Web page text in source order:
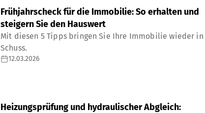
Frühjahrscheck für die Immobilie: So erhalten und
steigern Sie den Hauswert
Mit diesen 5 Tipps bringen Sie Ihre Immobilie wieder in
Schuss.
12.03.2026
Heizungsprüfung und hydraulischer Abgleich: